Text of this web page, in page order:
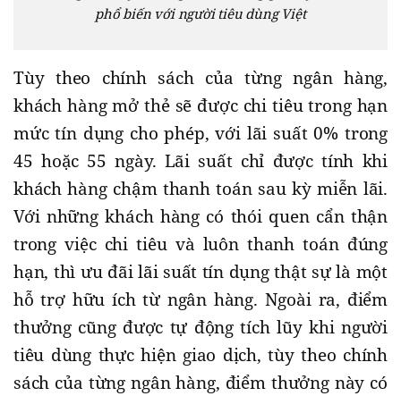
phổ biến với người tiêu dùng Việt
Tùy theo chính sách của từng ngân hàng,
khách hàng mở thẻ sẽ được chi tiêu trong hạn
mức tín dụng cho phép, với lãi suất 0% trong
45 hoặc 55 ngày. Lãi suất chỉ được tính khi
khách hàng chậm thanh toán sau kỳ miễn lãi.
Với những khách hàng có thói quen cẩn thận
trong việc chi tiêu và luôn thanh toán đúng
hạn, thì ưu đãi lãi suất tín dụng thật sự là một
hỗ trợ hữu ích từ ngân hàng. Ngoài ra, điểm
thưởng cũng được tự động tích lũy khi người
tiêu dùng thực hiện giao dịch, tùy theo chính
sách của từng ngân hàng, điểm thưởng này có